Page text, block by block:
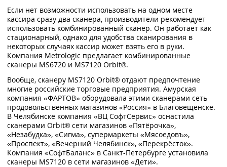
Если нет возможности использовать на одном месте
кассира сразу два сканера, производители рекомендует
использовать комбинированный сканер. Он работает как
стационарный, однако для удобства сканирования в
некоторых случаях кассир может взять его в руки.
Компания Metrologic предлагает комбинированные
сканеры MS6720 и MS7120 Orbit®.
Вообще, сканеру MS7120 Orbit® отдают предпочтение
многие российские торговые предприятия. Амурская
компания «ФАРТОВ» оборудовала этими сканерами сеть
продовольственных магазинов «Россия» в Благовещенске.
В Челябинске компания «ВЦ СофтСервис» оснастила
сканерами Orbit® сети магазинов «Пятёрочка»,
«Незабудка», «Сигма», супермаркеты «Мясоедовъ»,
«Проспект», «Вечерний Челябинск», «Перекрёсток».
Компания «СофтБаланс» в Санкт-Петербурге установила
сканеры MS7120 в сети магазинов «Дети».